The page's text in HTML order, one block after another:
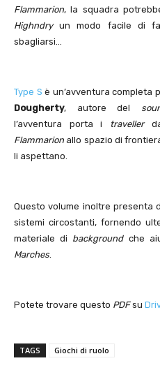
Flammarion, la squadra
Highndryun modo facile di
sbagliarsi…
Type S è un’avventura completa
Dougherty, autore del
l’avventura porta i traveller
Flammarion allo spazio di
li aspettano.
Questo volume inoltre presenta
sistemi circostanti, fornendo
materiale di background che
Marches.
Potete trovare questo PDFsu
TAGS Giochi di ruolo